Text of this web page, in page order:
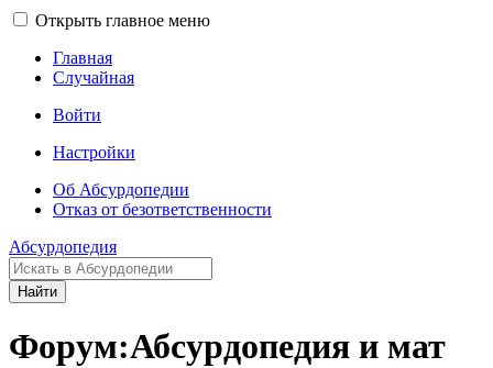
Открыть главное меню
Главная
Случайная
Войти
Настройки
Об Абсурдопедии
Отказ от безответственности
Абсурдопедия
Найти
Форум:Абсурдопедия и мат